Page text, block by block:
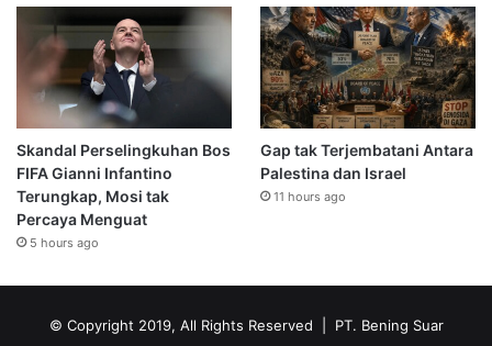
Skandal Perselingkuhan Bos
FIFA Gianni Infantino
Terungkap, Mosi tak
Percaya Menguat
5 hours ago
Gap tak Terjembatani Antara
Palestina dan Israel
11 hours ago
© Copyright 2019, All Rights Reserved | PT. Bening Suar